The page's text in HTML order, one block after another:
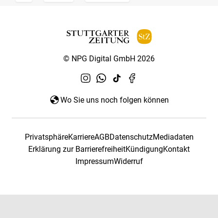
© NPG Digital GmbH 2026
Wo Sie uns noch folgen können
PrivatsphäreKarriereAGBDatenschutzMediadaten
Erklärung zur BarrierefreiheitKündigungKontakt
ImpressumWiderruf